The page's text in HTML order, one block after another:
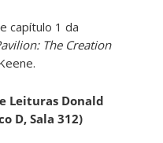
capítulo 1 da
The Creation
Leituras Donald
D, Sala 312)